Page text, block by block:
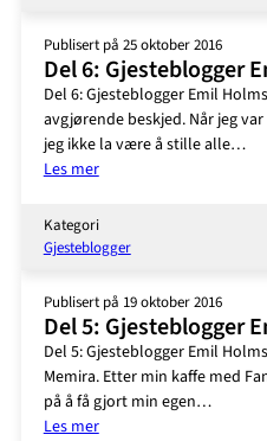
2016
Publisert på 25 oktober 2016
Del 6: Gjesteblogger
Del 6: Gjesteblogger Emil
avgjørende beskjed. Når jeg
jeg ikke la være å stille alle…
Les mer:
6:
Gjesteblogger
Holmström
Kategori
Gjesteblogger
Publisert på 19 oktober 2016
Del 5: Gjesteblogger
Del 5: Gjesteblogger Emil
Memira. Etter min kaffe med
på å få gjort min egen…
Les mer: